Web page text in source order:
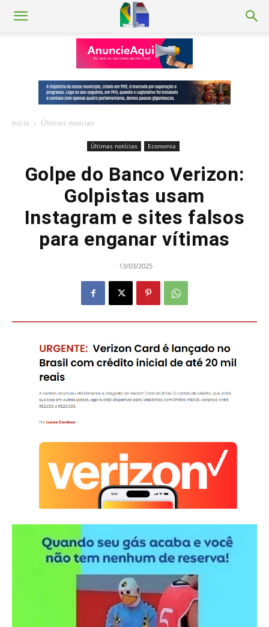
Início Últimas notícias
Últimas notícias Economia
Golpe do Banco Verizon:
Golpistas usam
Instagram e sites falsos
para enganar vítimas
13/03/2025